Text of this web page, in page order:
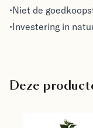
•Niet de
•Investering in
Deze